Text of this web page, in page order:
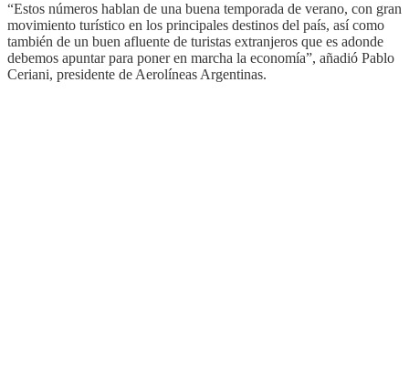
“Estos números hablan de una buena temporada de verano, con gran
movimiento turístico en los principales destinos del país, así como
también de un buen afluente de turistas extranjeros que es adonde
debemos apuntar para poner en marcha la economía”, añadió Pablo
Ceriani, presidente de Aerolíneas Argentinas.